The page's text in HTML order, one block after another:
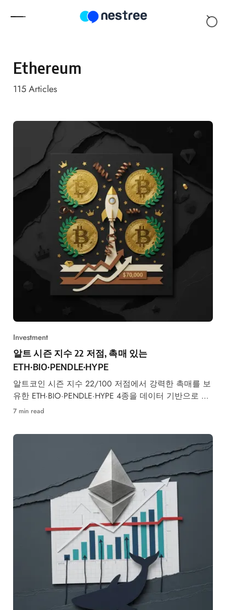
Ethereum
115Articles
Investment
알트 시즌 지수 22 저점, 촉매 있는
ETH·BIO·PENDLE·HYPE
알트코인 시즌 지수 22/100 저점에서 강력한 촉매를 보
유한 ETH·BIO·PENDLE·HYPE 4종을 데이터 기반으로 엄
선했습니다.
7 min read